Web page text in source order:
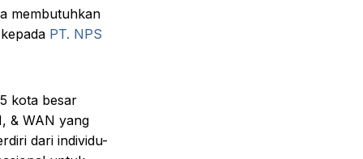
membutuhkan
PT. NPS
kota besar
& WAN yang
dari individu-